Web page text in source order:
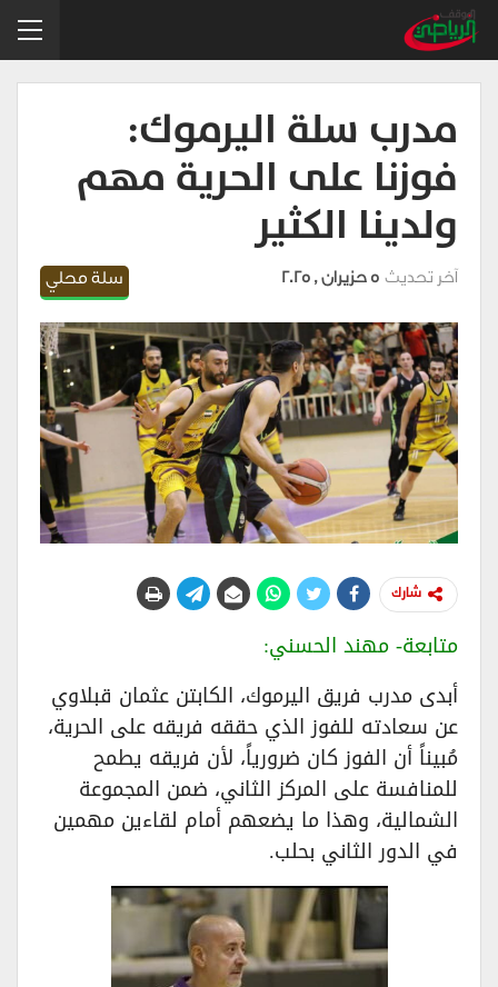
مدرب سلة اليرموك:
فوزنا على الحرية مهم
ولدينا الكثير
سلة محلي آخر تحديث5 حزيران , 2025
شارك
متابعة- مهند الحسني:
أبدى مدرب فريق اليرموك، الكابتن عثمان قبلاوي
عن سعادته للفوز الذي حققه فريقه على الحرية،
مُبيناً أن الفوز كان ضرورياً، لأن فريقه يطمح
للمنافسة على المركز الثاني، ضمن المجموعة
الشمالية، وهذا ما يضعهم أمام لقاءين مهمين
في الدور الثاني بحلب.